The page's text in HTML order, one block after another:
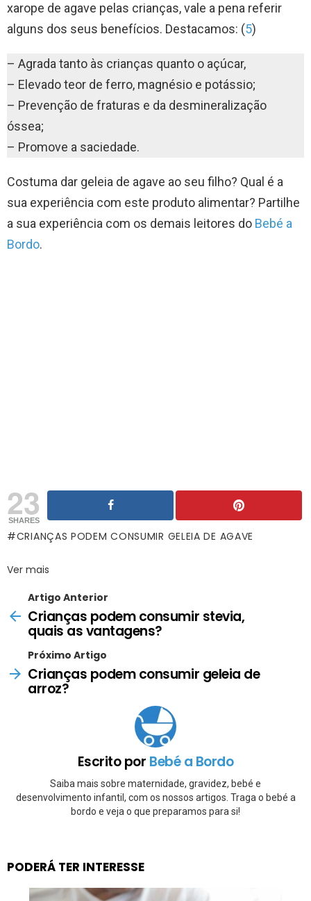
xarope de agave pelas crianças, vale a pena referir
alguns dos seus benefícios. Destacamos: (5)
– Agrada tanto às crianças quanto o açúcar,
– Elevado teor de ferro, magnésio e potássio;
– Prevenção de fraturas e da desmineralização
óssea;
– Promove a saciedade.
Costuma dar geleia de agave ao seu filho? Qual é a
sua experiência com este produto alimentar? Partilhe
a sua experiência com os demais leitores do Bebé a
Bordo.
23
SHARES
CRIANÇAS PODEM CONSUMIR GELEIA DE AGAVE
Ver mais
Artigo Anterior
Crianças podem consumir stevia,
quais as vantagens?
Próximo Artigo
Crianças podem consumir geleia de
arroz?
Escrito por Bebé a Bordo
Saiba mais sobre maternidade, gravidez, bebé e
desenvolvimento infantil, com os nossos artigos. Traga o bebé a
bordo e veja o que preparamos para si!
PODERÁ TER INTERESSE